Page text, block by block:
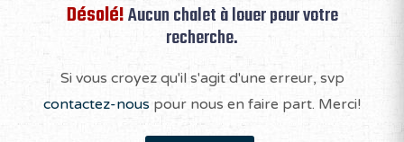
Désolé!Aucun chalet à louer pour votre
recherche.
Si vous croyez qu'il s'agit d'une erreur, svp
contactez-nous pour nous en faire part. Merci!